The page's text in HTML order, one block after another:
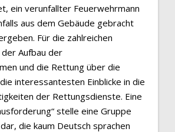
ein verunfallter Feuerwehrmann
aus dem Gebäude gebracht
Für die zahlreichen
Aufbau der
und die Rettung über die
interessantesten Einblicke in die
der Rettungsdienste. Eine
stelle eine Gruppe
die kaum Deutsch sprachen